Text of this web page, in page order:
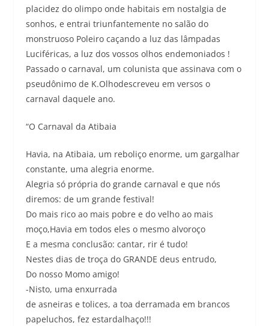
placidez do olimpo onde habitais em nostalgia de
sonhos, e entrai triunfantemente no salão do
monstruoso Poleiro caçando a luz das lâmpadas
Luciféricas, a luz dos vossos olhos endemoniados !
Passado o carnaval, um colunista que assinava com o
pseudônimo de K.Olhodescreveu em versos o
carnaval daquele ano.
“O Carnaval da Atibaia
Havia, na Atibaia, um reboliço enorme, um gargalhar
constante, uma alegria enorme.
Alegria só própria do grande carnaval e que nós
diremos: de um grande festival!
Do mais rico ao mais pobre e do velho ao mais
moço,Havia em todos eles o mesmo alvoroço
E a mesma conclusão: cantar, rir é tudo!
Nestes dias de troça do GRANDE deus entrudo,
Do nosso Momo amigo!
-Nisto, uma enxurrada
de asneiras e tolices, a toa derramada em brancos
papeluchos, fez estardalhaço!!!